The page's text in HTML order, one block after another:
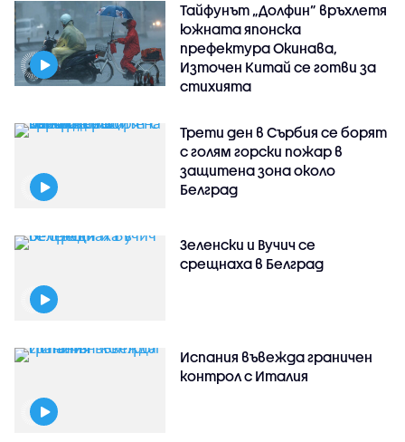
Тайфунът „Долфин” връхлетя
южната японска
префектура Окинава,
Източен Китай се готви за
стихията
Трети ден в Сърбия се борят
с голям горски пожар в
защитена зона около
Белград
Зеленски и Вучич се
срещнаха в Белград
Испания въвежда граничен
контрол с Италия